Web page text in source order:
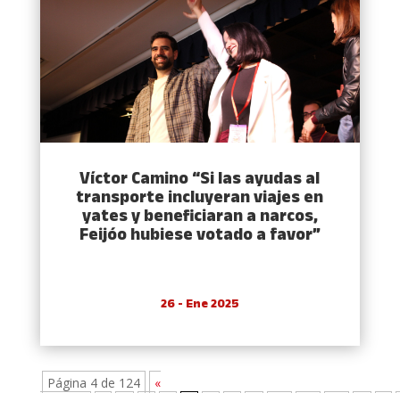
Víctor Camino “Si las ayudas al
transporte incluyeran viajes en
yates y beneficiaran a narcos,
Feijóo hubiese votado a favor”
26 - Ene 2025
Página 4 de 124
«